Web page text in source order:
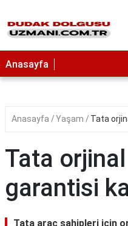
Anasayfa
Anasayfa Yaşam Tata
Tata
garantisi
Tata araç sahipleri için